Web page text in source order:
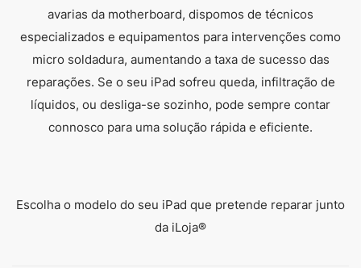
avarias da motherboard, dispomos de técnicos
especializados e equipamentos para intervenções como
micro soldadura, aumentando a taxa de sucesso das
reparações. Se o seu iPad sofreu queda, infiltração de
líquidos, ou desliga-se sozinho, pode sempre contar
connosco para uma solução rápida e eficiente.
Escolha o modelo do seu iPad que pretende reparar junto
da iLoja®